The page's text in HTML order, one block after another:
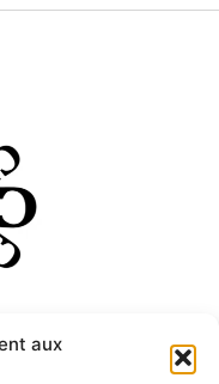
aux
de sacs à main pour
des cours